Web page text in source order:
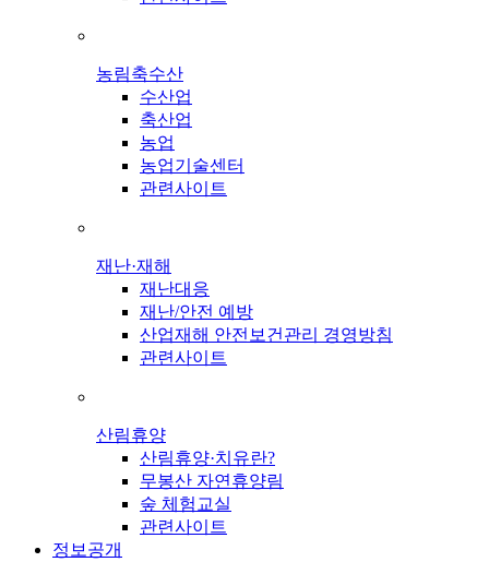
농림축수산
수산업
축산업
농업
농업기술센터
관련사이트
재난·재해
재난대응
재난/안전 예방
산업재해 안전보건관리 경영방침
관련사이트
산림휴양
산림휴양·치유란?
무봉산 자연휴양림
숲 체험교실
관련사이트
정보공개